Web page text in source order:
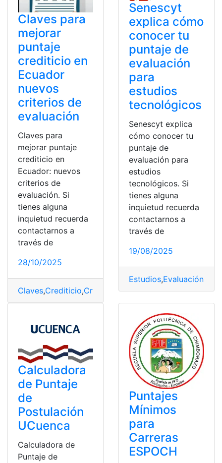
Claves para
mejorar
puntaje
crediticio en
Ecuador
nuevos
criterios de
evaluación
Claves para
mejorar puntaje
crediticio en
Ecuador: nuevos
criterios de
evaluación. Si
tienes alguna
inquietud recuerda
contactarnos a
través de
28/10/2025
Claves,Crediticio,Criterios Ecuador,Evaluación,Mejorar
Senescyt
explica cómo
conocer tu
puntaje de
evaluación
para
estudios
tecnológicos
Senescyt explica
cómo conocer tu
puntaje de
evaluación para
estudios
tecnológicos. Si
tienes alguna
inquietud recuerda
contactarnos a
través de
19/08/2025
Estudios,Evaluación
Calculadora
de Puntaje
de
Postulación
UCuenca
Calculadora de
Puntaje de
Puntajes
Mínimos
para
Carreras
ESPOCH